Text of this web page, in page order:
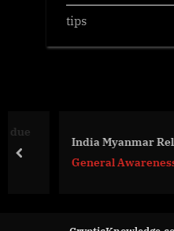
tips
India Myanmar
General Awareness
prev